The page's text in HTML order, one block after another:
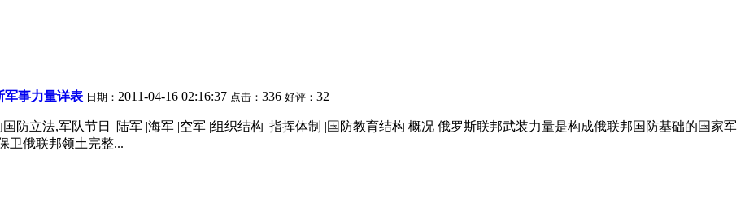
军事力量详表 日期： 2011-04-16 02:16:37 点击： 336 好评： 32
防立法,军队节日 |陆军 |海军 |空军 |组织结构 |指挥体制 |国防教育结构 概况 俄罗斯联邦武装力量是构成俄联邦国防基础的国家军
卫俄联邦领土完整...